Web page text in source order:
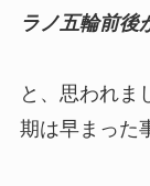
ラノ五輪前後
と、思われま
期は早まった